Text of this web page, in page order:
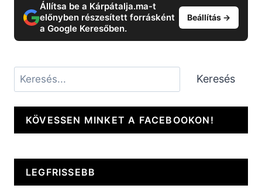
Állítsa be a Kárpátalja.ma-t
előnyben részesített forrásként
a Google Keresőben.
Beállítás →
Keresés Keresés
KÖVESSEN MINKET A FACEBOOKON!
LEGFRISSEBB